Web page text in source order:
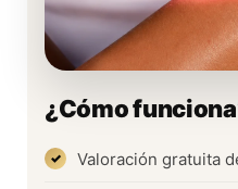
¿Cómo
Valoración gratuita